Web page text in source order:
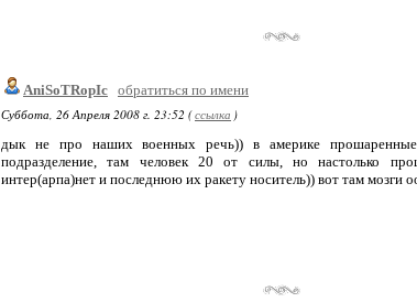
AniSoTRopIc обратиться по имени
Суббота, 26 Апреля 2008 г. 23:52 (ссылка )
дык не про наших военных речь)) в америке прошаренные
подразделение, там человек 20 от силы, но настолько
интер(арпа)нет и последнюю их ракету носитель)) вот там мозги